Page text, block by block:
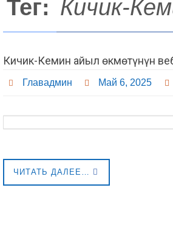
Тег: Кичик-
Кичик-Кемин айыл өкмөтүнүн
Главадмин Май 6, 2025
ЧИТАТЬ ДАЛЕЕ…